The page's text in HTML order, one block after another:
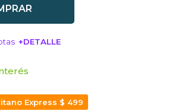
+DETALLE
Express $ 499